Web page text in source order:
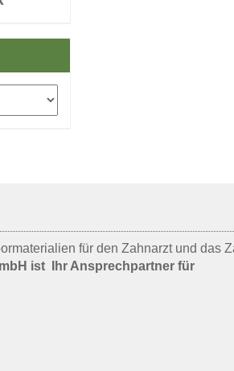
für den Zahnarzt und das
ist Ihr Ansprechpartner für